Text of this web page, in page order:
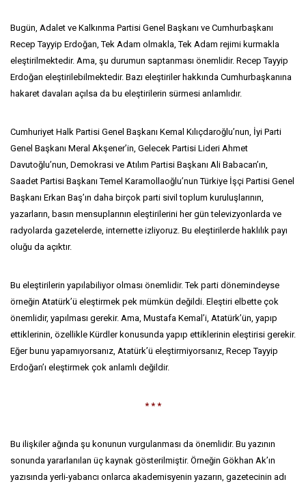
Bugün, Adalet ve Kalkınma Partisi Genel Başkanı ve Cumhurbaşkanı
Recep Tayyip Erdoğan, Tek Adam olmakla, Tek Adam rejimi kurmakla
eleştirilmektedir. Ama, şu durumun saptanması önemlidir. Recep Tayyip
Erdoğan eleştirilebilmektedir. Bazı eleştiriler hakkında Cumhurbaşkanına
hakaret davaları açılsa da bu eleştirilerin sürmesi anlamlıdır.
Cumhuriyet Halk Partisi Genel Başkanı Kemal Kılıçdaroğlu’nun, İyi Parti
Genel Başkanı Meral Akşener’in, Gelecek Partisi Lideri Ahmet
Davutoğlu’nun, Demokrasi ve Atılım Partisi Başkanı Ali Babacan’ın,
Saadet Partisi Başkanı Temel Karamollaoğlu’nun Türkiye İşçi Partisi Genel
Başkanı Erkan Baş’ın daha birçok parti sivil toplum kuruluşlarının,
yazarların, basın mensuplarının eleştirilerini her gün televizyonlarda ve
radyolarda gazetelerde, internette izliyoruz. Bu eleştirilerde haklılık payı
oluğu da açıktır.
Bu eleştirilerin yapılabiliyor olması önemlidir. Tek parti dönemindeyse
örneğin Atatürk’ü eleştirmek pek mümkün değildi. Eleştiri elbette çok
önemlidir, yapılması gerekir. Ama, Mustafa Kemal’i, Atatürk’ün, yapıp
ettiklerinin, özellikle Kürdler konusunda yapıp ettiklerinin eleştirisi gerekir.
Eğer bunu yapamıyorsanız, Atatürk’ü eleştirmiyorsanız, Recep Tayyip
Erdoğan’ı eleştirmek çok anlamlı değildir.
* * *
Bu ilişkiler ağında şu konunun vurgulanması da önemlidir. Bu yazının
sonunda yararlanılan üç kaynak gösterilmiştir. Örneğin Gökhan Ak’ın
yazısında yerli-yabancı onlarca akademisyenin yazarın, gazetecinin adı